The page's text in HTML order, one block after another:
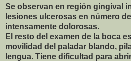
Se observan en región gingival
lesiones ulcerosas en número
intensamente dolorosas.
El resto del examen de la boca
movilidad del paladar blando,
lengua. Tiene dificultad para